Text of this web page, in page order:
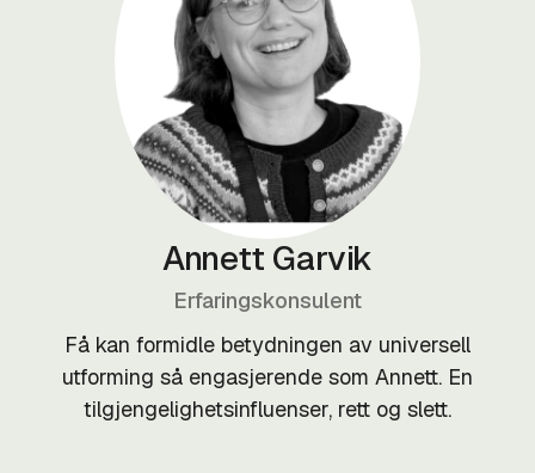
Annett Garvik
Erfaringskonsulent
Få kan formidle betydningen av universell
utforming så engasjerende som Annett. En
tilgjengelighetsinfluenser, rett og slett.